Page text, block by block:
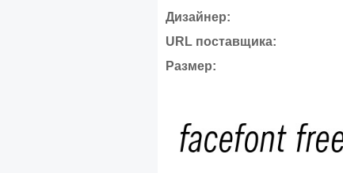
Дизайнер:
URL поставщика:
Размер: